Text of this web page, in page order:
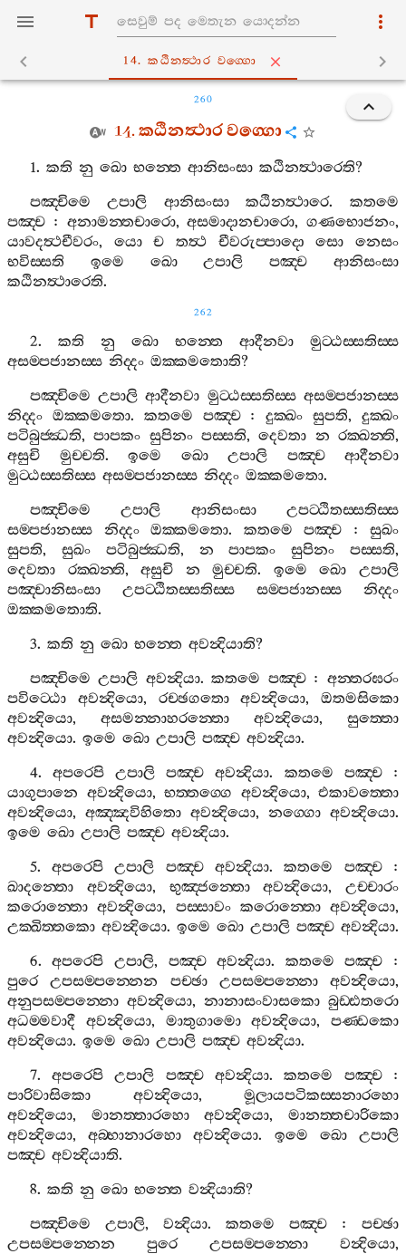
14. කඨිනත්‍ථාර වග‍්ගො
260
14.කඨිනත්‍ථාරවග‍්ගො
1. කති නු ඛො භන‍්තෙ ආනිසංසා කඨිනත්‍ථාරෙති?
පඤ‍්චිමෙ
උපාලි ආනිසංසා කඨිනත්‍ථාරෙ. කතමෙ
පඤ‍්ච : අනාමන‍්තචාරො,අසමාදානචාරො, ගණභොජනං,
යාවදත්‍ථචීවරං, යො ච තත්‍ථ චීවරුප‍්පාදො සො
නෙසං
භවිස‍්සති
ඉමෙ ඛො උපාලි පඤ‍්ච
ආනිසංසා
කඨිනත්‍ථාරෙති.
262
2. කති නු ඛො භන‍්තෙ ආදීනවා
මුට‍්ඨස‍්සතිස‍්ස
අසම‍්පජානස‍්ස නිද‍්දං ඔක‍්කමතොති?
පඤ‍්චිමෙ උපාලි ආදීනවා මුට‍්ඨස‍්සතිස‍්ස අසම‍්පජානස‍්ස
නිද‍්දං ඔක‍්කමතො. කතමෙ පඤ‍්ච:දුක‍්ඛං සුපති,දුක‍්ඛං
පටිබුජ‍්ඣති,පාපකං සුපිනං පස‍්සති,දෙවතා න රක‍්ඛන‍්ති,
අසුචි
මුච‍්චති. ඉමෙ ඛො උපාලි පඤ‍්ච
ආදීනවා
මුට‍්ඨස‍්සතිස‍්ස අසම‍්පජානස‍්ස නිද‍්දං ඔක‍්කමතො.
පඤ‍්චිමෙ
උපාලි ආනිසංසා
උපට‍්ඨිතස‍්සතිස‍්ස
සම‍්පජානස‍්ස
නිද‍්දං ඔක‍්කමතො. කතමෙ පඤ‍්ච : සුඛං
සුපති, සුඛං පටිබුජ‍්ඣති, න පාපකං සුපිනං පස‍්සති,
දෙවතා
රක‍්ඛන‍්ති,අසුචි න මුච‍්චති. ඉමෙ ඛො
උපාලි
පඤ‍්චානිසංසා
උපට‍්ඨිතස‍්සතිස‍්ස සම‍්පජානස‍්ස
නිද‍්දං
ඔක‍්කමතොති.
3. කති නු ඛො භන‍්තෙ අවන්‍දියාති?
පඤ‍්චිමෙ උපාලි අවන්‍දියා.කතමෙ පඤ‍්ච: අන‍්තරඝරං
පවිට‍්ඨො
අවන්‍දියො, රච‍්ඡගතො අවන්‍දියො, ඔතමසිකො
අවන්‍දියො, අසමන‍්නාහරන‍්තො අවන්‍දියො, සුත‍්තො
අවන්‍දියො. ඉමෙ ඛො උපාලි පඤ‍්ච අවන්‍දියා.
4. අපරෙපි උපාලි පඤ‍්ච අවන්‍දියා. කතමෙ පඤ‍්ච:
යාගුපානෙ අවන්‍දියො, භත‍්තග‍්ගෙ අවන්‍දියො, එකාවත‍්තො
අවන්‍දියො, අඤ‍්ඤවිහිතො අවන්‍දියො, නග‍්ගො අවන්‍දියො.
ඉමෙ ඛො උපාලි පඤ‍්ච අවන්‍දියා.
5. අපරෙපි උපාලි පඤ‍්ච අවන්‍දියා.කතමෙ පඤ‍්ච:
ඛාදන‍්තො
අවන්‍දියො, භුඤ‍්ජන‍්තො අවන්‍දියො, උච‍්චාරං
කරොන‍්තො අවන්‍දියො, පස‍්සාවං කරොන‍්තො අවන්‍දියො,
උක‍්ඛිත‍්තකො අවන්‍දියො. ඉමෙ ඛො උපාලි පඤ‍්ච අවන්‍දියා.
6.අපරෙපි උපාලි, පඤ‍්ච අවන්‍දියා. කතමෙ පඤ‍්ච :
පුරෙ
උපසම‍්පන‍්නෙන පච‍්ඡා උපසම‍්පන‍්නො අවන්‍දියො,
අනුපසම‍්පන‍්නො අවන්‍දියො, නානාසංවාසකො බුඩ‍්ඪතරො
අධම‍්මවාදී
අවන්‍දියො, මාතුගාමො අවන්‍දියො, පණ‍්ඩකො
අවන්‍දියො. ඉමෙ ඛො උපාලි පඤ‍්ච අවන්‍දියා.
7. අපරෙපි උපාලි පඤ‍්ච අවන්‍දියා.කතමෙ පඤ‍්ච:
පාරිවාසිකො
අවන්‍දියො, මූලායපටිකස‍්සනාරහො
අවන්‍දියො, මානත‍්තාරහො අවන්‍දියො,මානත‍්තචාරිකො
අවන්‍දියො,අබ‍්භානාරහො අවන්‍දියො. ඉමෙ ඛො
උපාලි
පඤ‍්ච අවන්‍දියාති.
8. කති නු ඛො භන‍්තෙ වන්‍දියාති?
පඤ‍්චිමෙ
උපාලි, වන්‍දියා. කතමෙ පඤ‍්ච: පච‍්ඡා
උපසම‍්පන‍්නෙන
පුරෙ උපසම‍්පන‍්නො වන්‍දියො,